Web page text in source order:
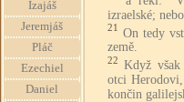
Izajáš
Jeremjáš
Pláč
Ezechiel
Daniel
izraelské;
21 On tedy
země.
22
Když však
otci
končin